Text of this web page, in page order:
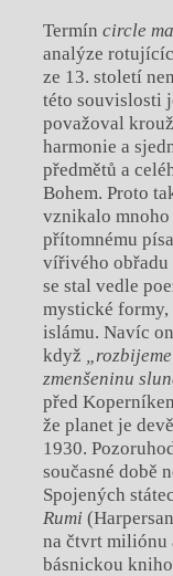
Termín circle
analýze
ze 13. století
této souvislosti
považoval
harmonie a
předmětů a
Bohem. Proto
vznikalo
přítomnému
vířivého obřadu
se stal vedle
mystické
islámu. Navíc
když
zmenšeninu
před
že planet je
1930.
současné době
Spojených
Rumi
na čtvrt miliónu
básnickou